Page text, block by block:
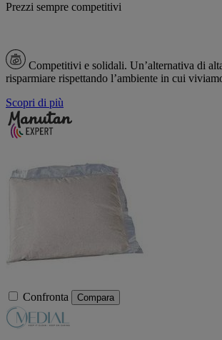
Prezzi sempre competitivi
Competitivi e solidali. Un’alternativa di
risparmiare rispettando l’ambiente in cui
Scopri di più
Confronta Compara